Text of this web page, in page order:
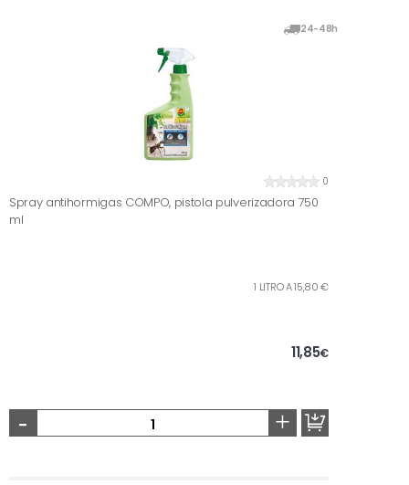
24-48h
0
Spray antihormigas COMPO, pistola pulverizadora 750
ml
1 LITRO A 15,80 €
11,85€
- +